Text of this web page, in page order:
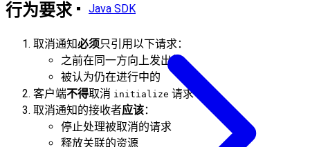
Java SDK
行为要求
取消通知必须只引用以下请求：
之前在同一方向上发出的
被认为仍在进行中的
客户端不得取消 initialize 请求
取消通知的接收者应该：
停止处理被取消的请求
释放关联的资源